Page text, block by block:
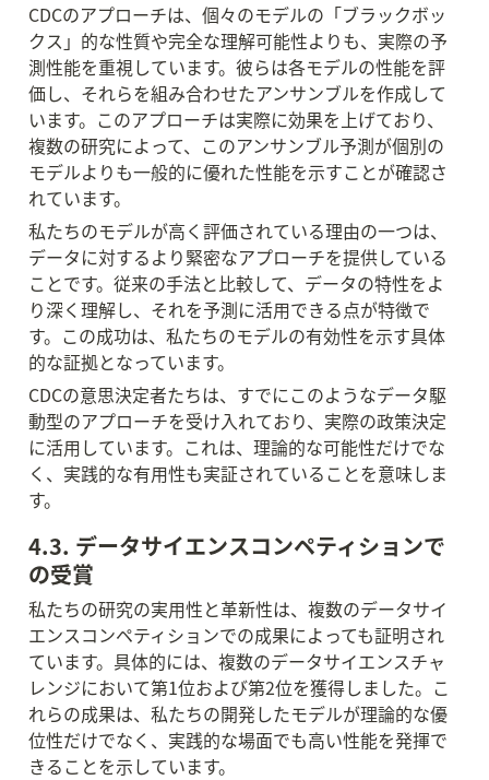
CDCのアプローチは、個々のモデルの「ブラックボッ
クス」的な性質や完全な理解可能性よりも、実際の予
測性能を重視しています。彼らは各モデルの性能を評
価し、それらを組み合わせたアンサンブルを作成して
います。このアプローチは実際に効果を上げており、
複数の研究によって、このアンサンブル予測が個別の
モデルよりも一般的に優れた性能を示すことが確認さ
れています。
私たちのモデルが高く評価されている理由の一つは、
データに対するより緊密なアプローチを提供している
ことです。従来の手法と比較して、データの特性をよ
り深く理解し、それを予測に活用できる点が特徴で
す。この成功は、私たちのモデルの有効性を示す具体
的な証拠となっています。
CDCの意思決定者たちは、すでにこのようなデータ駆
動型のアプローチを受け入れており、実際の政策決定
に活用しています。これは、理論的な可能性だけでな
く、実践的な有用性も実証されていることを意味しま
す。
4.3. データサイエンスコンペティションで
の受賞
私たちの研究の実用性と革新性は、複数のデータサイ
エンスコンペティションでの成果によっても証明され
ています。具体的には、複数のデータサイエンスチャ
レンジにおいて第1位および第2位を獲得しました。こ
れらの成果は、私たちの開発したモデルが理論的な優
位性だけでなく、実践的な場面でも高い性能を発揮で
きることを示しています。